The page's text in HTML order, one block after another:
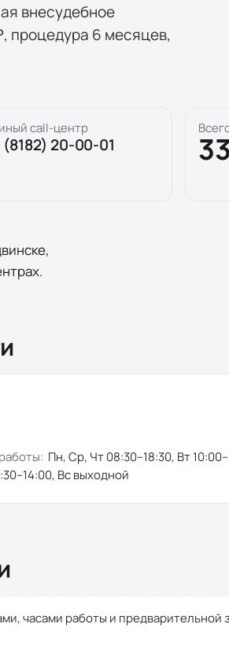
внесудебное
процедура 6 месяцев,
call-центр
(8182) 20-00-01 33
Пн, Ср, Чт 08:30–18:30, Вт
Вс выходной
часами работы и предварительной